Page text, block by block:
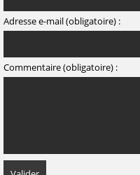
Adresse e-mail (obligatoire) :
Commentaire (obligatoire) :